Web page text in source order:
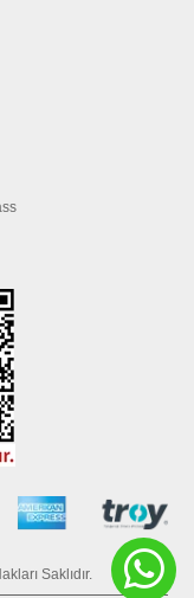
Saklıdır.